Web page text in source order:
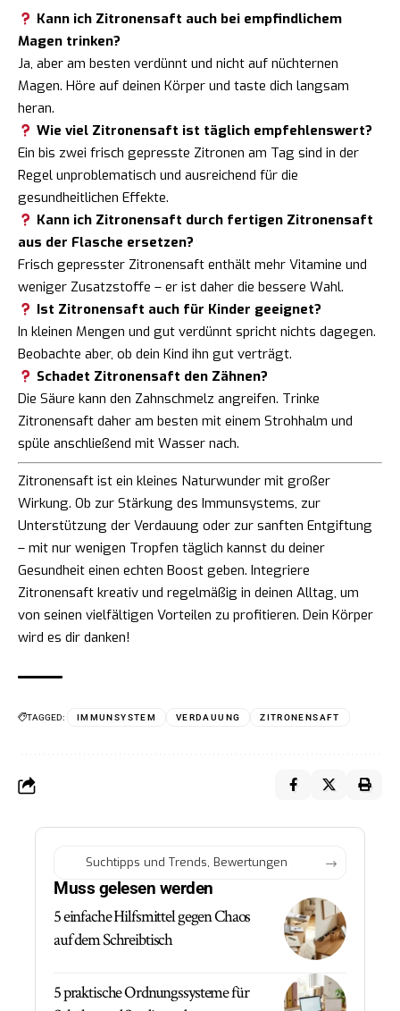
Kann ich Zitronensaft auch bei empfindlichem
Magen trinken?
Ja, aber am besten verdünnt und nicht auf nüchternen
Magen. Höre auf deinen Körper und taste dich langsam
heran.
Wie viel Zitronensaft ist täglich empfehlenswert?
Ein bis zwei frisch gepresste Zitronen am Tag sind in der
Regel unproblematisch und ausreichend für die
gesundheitlichen Effekte.
Kann ich Zitronensaft durch fertigen Zitronensaft
aus der Flasche ersetzen?
Frisch gepresster Zitronensaft enthält mehr Vitamine und
weniger Zusatzstoffe – er ist daher die bessere Wahl.
Ist Zitronensaft auch für Kinder geeignet?
In kleinen Mengen und gut verdünnt spricht nichts dagegen.
Beobachte aber, ob dein Kind ihn gut verträgt.
Schadet Zitronensaft den Zähnen?
Die Säure kann den Zahnschmelz angreifen. Trinke
Zitronensaft daher am besten mit einem Strohhalm und
spüle anschließend mit Wasser nach.
Zitronensaft ist ein kleines Naturwunder mit großer
Wirkung. Ob zur Stärkung des Immunsystems, zur
Unterstützung der Verdauung oder zur sanften Entgiftung
– mit nur wenigen Tropfen täglich kannst du deiner
Gesundheit einen echten Boost geben. Integriere
Zitronensaft kreativ und regelmäßig in deinen Alltag, um
von seinen vielfältigen Vorteilen zu profitieren. Dein Körper
wird es dir danken!
TAGGED: IMMUNSYSTEM VERDAUUNG ZITRONENSAFT
Muss gelesen werden
5 einfache Hilfsmittel gegen Chaos
auf dem Schreibtisch
5 praktische Ordnungssysteme für